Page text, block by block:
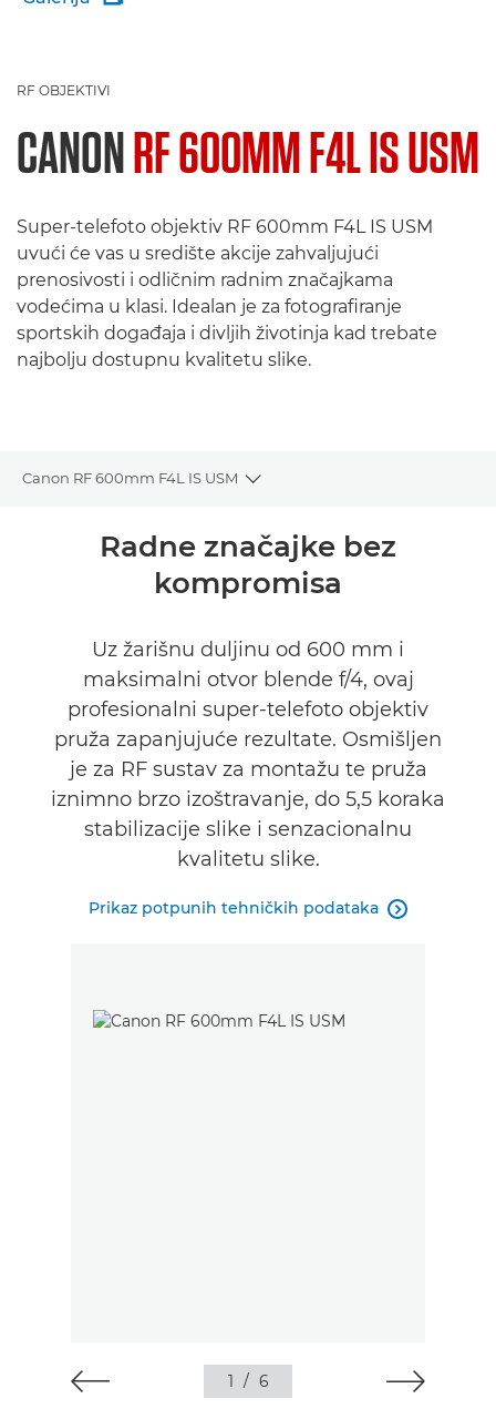
RF OBJEKTIVI
CANONRF 600MM F4L IS USM
Super-telefoto objektiv RF 600mm F4L IS USM
uvući će vas u središte akcije zahvaljujući
prenosivosti i odličnim radnim značajkama
vodećima u klasi. Idealan je za fotografiranje
sportskih događaja i divljih životinja kad trebate
najbolju dostupnu kvalitetu slike.
Canon RF 600mm F4L IS USM
Toggle breadcrumbs
Radne značajke bez
kompromisa
Uz žarišnu duljinu od 600 mm i
maksimalni otvor blende f/4, ovaj
profesionalni super-telefoto objektiv
pruža zapanjujuće rezultate. Osmišljen
je za RF sustav za montažu te pruža
iznimno brzo izoštravanje, do 5,5 koraka
stabilizacije slike i senzacionalnu
kvalitetu slike.
Prikaz potpunih tehničkih podataka 
1 / 6